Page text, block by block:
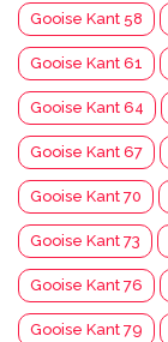
Gooise Kant 58
Gooise Kant 61
Gooise Kant 64
Gooise Kant 67
Gooise Kant 70
Gooise Kant 73
Gooise Kant 76
Gooise Kant 79